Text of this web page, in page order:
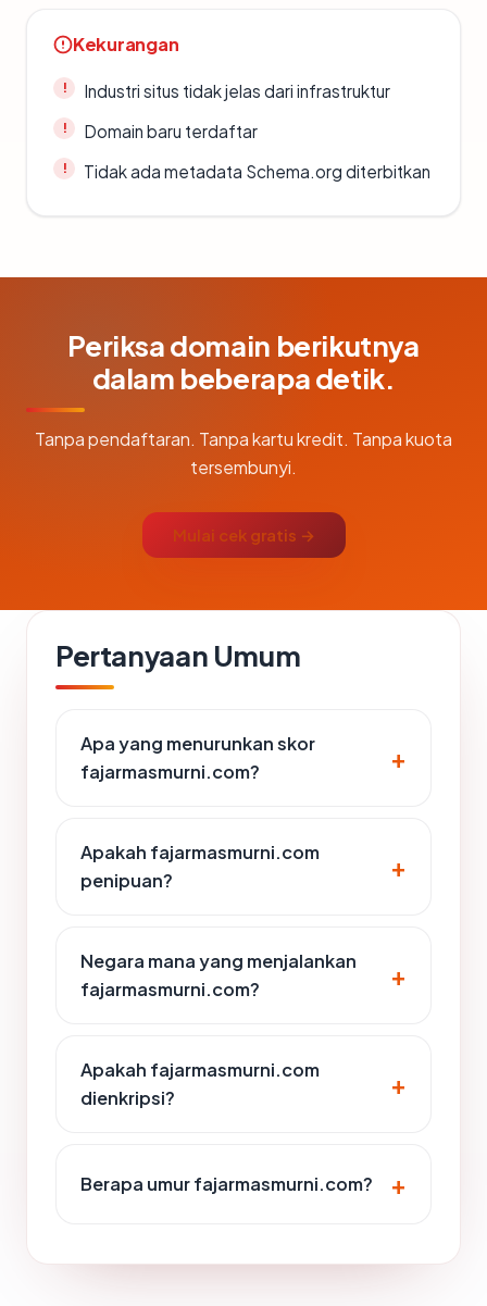
Kekurangan
Industri situs tidak jelas dari infrastruktur
Domain baru terdaftar
Tidak ada metadata Schema.org diterbitkan
Periksa domain berikutnya
dalam beberapa detik.
Tanpa pendaftaran. Tanpa kartu kredit. Tanpa kuota
tersembunyi.
Mulai cek gratis →
Pertanyaan Umum
Apa yang menurunkan skor
fajarmasmurni.com?
Apakah fajarmasmurni.com
penipuan?
Negara mana yang menjalankan
fajarmasmurni.com?
Apakah fajarmasmurni.com
dienkripsi?
Berapa umur fajarmasmurni.com?